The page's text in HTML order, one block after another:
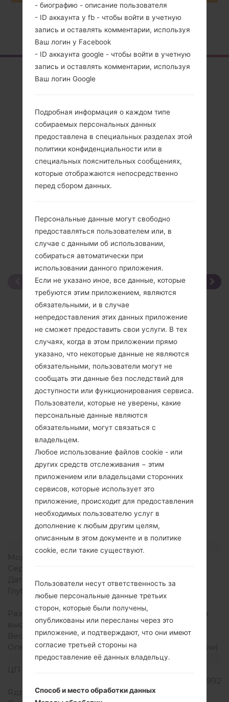
Главная →Серия →LG Nexus 5X →LGH791N
Обзор
akaLG Nexus 5X
Сравнить
Спецификация
LGH791N(LGH791N)
akaLG Nexus 5X
Модель и ее характеристики
Модель
LGH791N
Серия
Дата выпуска
Октябрь, 2015
Глубина
дюйма)
Размеры (ширина /
высота)
147 x 72.6 миллиметров
(5.79 x 2.86 дюйма)
Вес
136 грамм (4.80 унции)
Операционная система
Android 6.0 (Marshmallow)
Аппаратное обеспечение
ЦП (процессор)
Snapdragon 808 MSM8992
Ядра процессора
Шестиядерный
- биографию - описание пользователя
- ID аккаунта у fb - чтобы войти в учетную
запись и оставлять комментарии, используя
Ваш логин у Facebook
- ID аккаунта google - чтобы войти в учетную
запись и оставлять комментарии, используя
Ваш логин Google
Подробная информация о каждом типе
собираемых персональных данных
предоставлена в специальных разделах этой
политики конфиденциальности или в
специальных пояснительных сообщениях,
которые отображаются непосредственно
перед сбором данных.
Персональные данные могут свободно
предоставляться пользователем или, в
случае с данными об использовании,
собираться автоматически при
использовании данного приложения.
Если не указано иное, все данные, которые
требуются этим приложением, являются
обязательными, и в случае
непредоставления этих данных приложение
не сможет предоставить свои услуги. В тех
случаях, когда в этом приложении прямо
указано, что некоторые данные не являются
обязательными, пользователи могут не
сообщать эти данные без последствий для
доступности или функционирования сервиса.
Пользователи, которые не уверены, какие
персональные данные являются
обязательными, могут связаться с
владельцем.
Любое использование файлов cookie - или
других средств отслеживания − этим
приложением или владельцами сторонних
сервисов, которые использует это
приложение, происходит для предоставления
необходимых пользователю услуг в
дополнение к любым другим целям,
описанным в этом документе и в политике
cookie, если такие существуют.
Пользователи несут ответственность за
любые персональные данные третьих
сторон, которые были получены,
опубликованы или пересланы через это
приложение, и подтверждают, что они имеют
согласие третьей стороны на
предоставление её данных владельцу.
Способ и место обработки данных